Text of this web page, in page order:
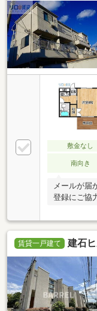
敷金なし
南向き
メールが届
登録にご協
賃貸一戸建て 建石